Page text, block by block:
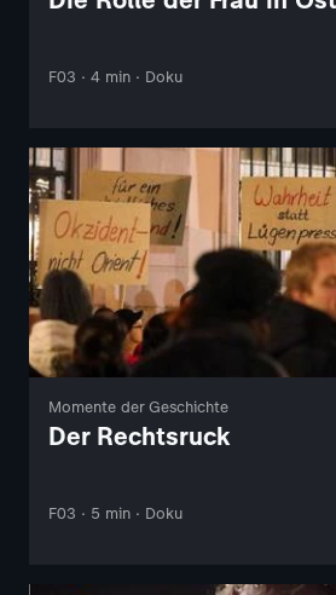
F03 · 4 min · Doku
Momente der Geschichte
Der Rechtsruck
F03 · 5 min · Doku